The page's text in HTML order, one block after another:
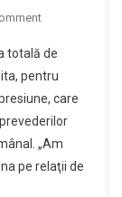
On
Din
Ditrău,
Amendată
Cu
Suma
Totală
totală de
pentru
care
„Am
pe relaţii de